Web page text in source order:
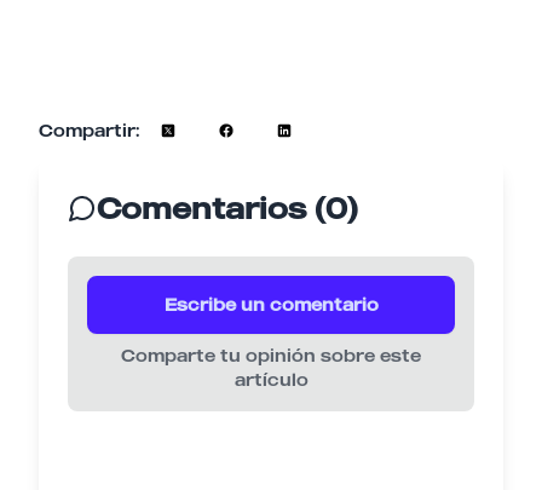
Compartir:
Comentarios (0)
Escribe un comentario
Comparte tu opinión sobre este
artículo